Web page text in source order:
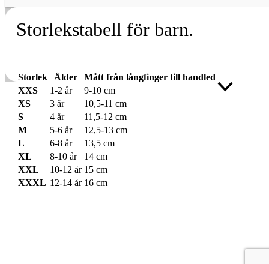
Storlekstabell för barn.
Storlek Ålder
Mått från långfinger till handled
XXS
1-2 år
9-10 cm
XS
3 år
10,5-11 cm
S
4 år
11,5-12 cm
M
5-6 år
12,5-13 cm
L
6-8 år
13,5 cm
XL
8-10 år
14 cm
XXL
10-12 år 15 cm
XXXL 12-14 år 16 cm
Rulla